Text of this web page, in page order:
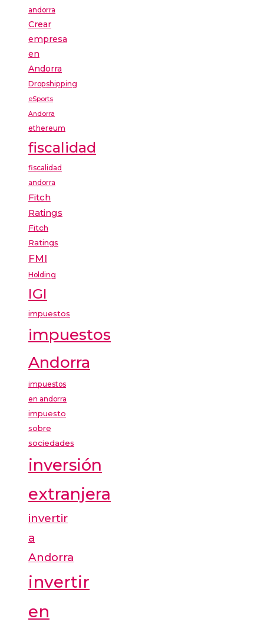
andorra
Crear
empresa
en
Andorra
Dropshipping
eSports
Andorra
ethereum
fiscalidad
fiscalidad
andorra
Fitch
Ratings
Fitch
Ratings
FMI
Holding
IGI
impuestos
impuestos
Andorra
impuestos
en andorra
impuesto
sobre
sociedades
inversión
extranjera
invertir
a
Andorra
invertir
en